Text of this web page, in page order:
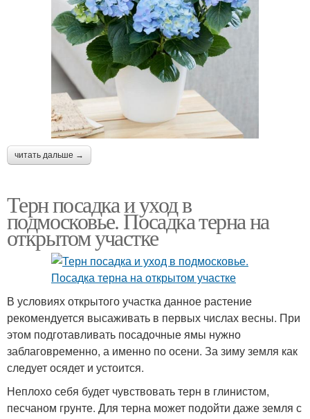
читать дальше →
Терн посадка и уход в
подмосковье. Посадка терна на
открытом участке
В условиях открытого участка данное растение
рекомендуется высаживать в первых числах весны. При
этом подготавливать посадочные ямы нужно
заблаговременно, а именно по осени. За зиму земля как
следует осядет и устоится.
Неплохо себя будет чувствовать терн в глинистом,
песчаном грунте. Для терна может подойти даже земля с